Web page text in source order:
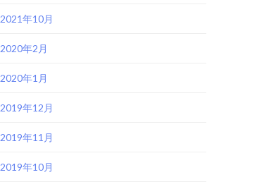
2021年10月
2020年2月
2020年1月
2019年12月
2019年11月
2019年10月